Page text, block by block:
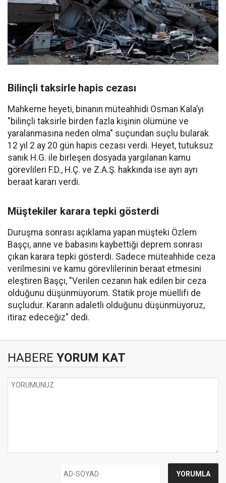
Bilinçli taksirle hapis cezası
Mahkeme heyeti, binanın müteahhidi Osman Kala’yı
"bilinçli taksirle birden fazla kişinin ölümüne ve
yaralanmasına neden olma" suçundan suçlu bularak
12 yıl 2 ay 20 gün hapis cezası verdi. Heyet, tutuksuz
sanık H.G. ile birleşen dosyada yargılanan kamu
görevlileri F.D., H.Ç. ve Z.A.Ş. hakkında ise ayrı ayrı
beraat kararı verdi.
Müştekiler karara tepki gösterdi
Duruşma sonrası açıklama yapan müşteki Özlem
Başçı, anne ve babasını kaybettiği deprem sonrası
çıkan karara tepki gösterdi. Sadece müteahhide ceza
verilmesini ve kamu görevlilerinin beraat etmesini
eleştiren Başçı, "Verilen cezanın hak edilen bir ceza
olduğunu düşünmüyorum. Statik proje müellifi de
suçludur. Kararın adaletli olduğunu düşünmüyoruz,
itiraz edeceğiz" dedi.
HABERE YORUM KAT